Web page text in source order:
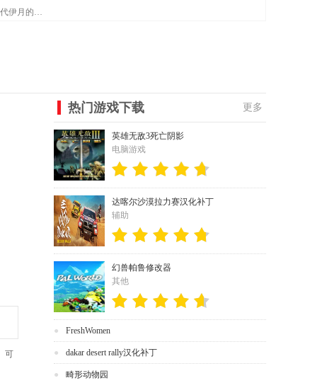
神代伊月的选举战巴比伦汉化版
可
热门游戏下载 更多
英雄无敌3死亡阴影
电脑游戏
达喀尔沙漠拉力赛汉化补丁
辅助
幻兽帕鲁修改器
其他
FreshWomen
dakar desert rally汉化补丁
畸形动物园